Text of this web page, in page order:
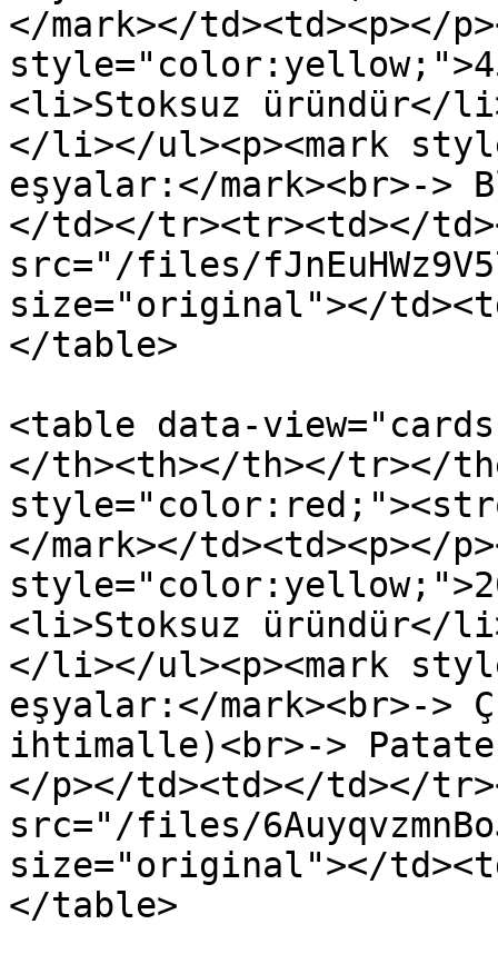
</mark></td><td><p></
<li>Stoksuz üründür</
</li></ul><p><mark
eşyalar:</mark><br>->
</td></tr><tr><td></
src="/files/
size="original"></
</table>
<table data-
</th><th></th></tr></
</mark></td><td><p></
<li>Stoksuz üründür</
</li></ul><p><mark
eşyalar:</mark><br>->
ihtimalle)<br>->
</p></td><td></td></
src="/files/
size="original"></
</table>